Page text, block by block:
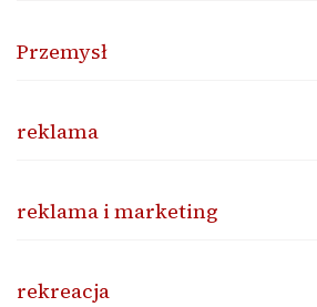
Przemysł
reklama
reklama i marketing
rekreacja